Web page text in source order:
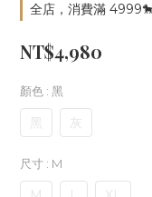
全店，消費滿
NT$4,980
顏色 : 黑
黑 灰
尺寸 : M